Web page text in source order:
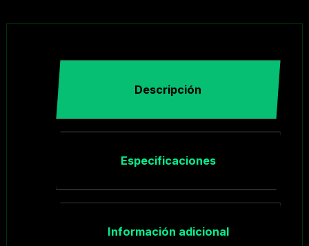
Descripción
Especificaciones
Información adicional